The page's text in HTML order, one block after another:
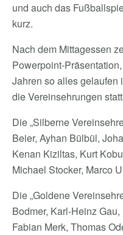
und auch das
kurz.
Nach dem Mittagessen
Powerpoint-
Jahren so alles gelaufen
die Vereinsehrungen
Die „Silberne
Beier, Ayhan Bülbül,
Kenan Kiziltas, Kurt
Michael Stocker, Marco
Die „Goldene
Bodmer, Karl-Heinz
Fabian Merk, Thomas